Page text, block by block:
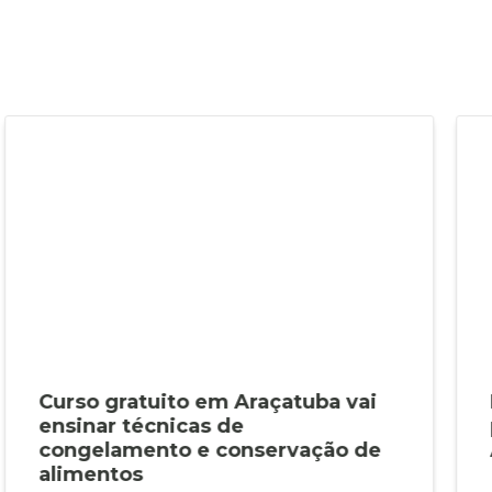
Curso gratuito em Araçatuba vai
ensinar técnicas de
congelamento e conservação de
alimentos